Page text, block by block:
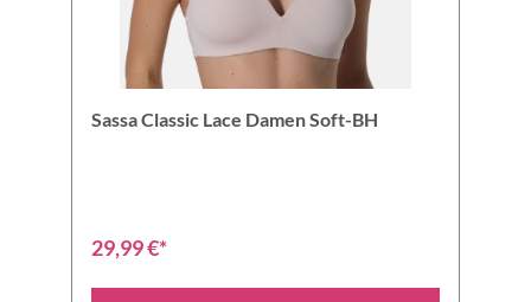
Sassa Classic Lace Damen Soft-BH
29,99 €*